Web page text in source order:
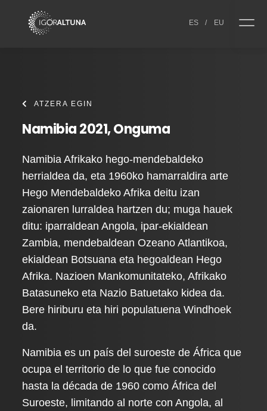
ES / EU
ATZERA EGIN
Namibia 2021, Onguma
Namibia Afrikako hego-mendebaldeko
herrialdea da, eta 1960ko hamarraldira arte
Hego Mendebaldeko Afrika deitu izan
zaionaren lurraldea hartzen du; muga hauek
ditu: iparraldean Angola, ipar-ekialdean
Zambia, mendebaldean Ozeano Atlantikoa,
ekialdean Botsuana eta hegoaldean Hego
Afrika. Nazioen Mankomunitateko, Afrikako
Batasuneko eta Nazio Batuetako kidea da.
Bere hiriburu eta hiri populatuena Windhoek
da.
Namibia es un país del suroeste de África que
ocupa el territorio de lo que fue conocido
hasta la década de 1960 como África del
Suroeste, limitando al norte con Angola, al